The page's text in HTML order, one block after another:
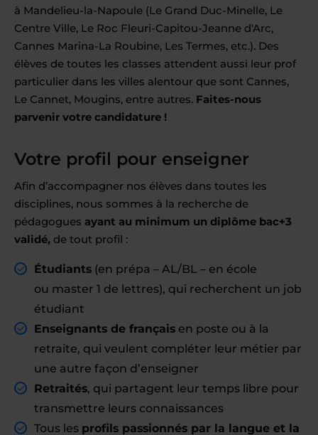
à Mandelieu-la-Napoule (Le Grand Duc-Minelle, Le
Centre Ville, Le Roc Fleuri-Capitou-Jeanne d'Arc,
Cannes Marina-La Roubine, Les Termes, etc.). Des
élèves de toutes les classes attendent aussi leur prof
particulier dans les villes alentour que sont Cannes,
Le Cannet, Mougins, entre autres. Faites-nous
parvenir votre candidature !
Votre profil pour enseigner
Afin d’accompagner nos élèves dans toutes les
disciplines, nous sommes à la recherche de
pédagogues ayant au minimum un diplôme bac+3
validé, de tout profil :
Étudiants (en prépa – AL/BL – en école
ou master 1 de lettres), qui recherchent un job
étudiant
Enseignants de français en poste ou à la
retraite, qui veulent compléter leur métier par
une autre façon d’enseigner
Retraités, qui partagent leur temps libre pour
transmettre leurs connaissances
Tous les profils passionnés par la langue et la